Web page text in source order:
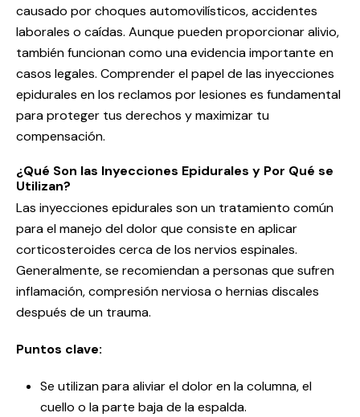
causado por choques automovilísticos, accidentes
laborales o caídas. Aunque pueden proporcionar alivio,
también funcionan como una evidencia importante en
casos legales. Comprender el papel de las inyecciones
epidurales en los reclamos por lesiones es fundamental
para proteger tus derechos y maximizar tu
compensación.
¿Qué Son las Inyecciones Epidurales y Por Qué se
Utilizan?
Las inyecciones epidurales son un tratamiento común
para el manejo del dolor que consiste en aplicar
corticosteroides cerca de los nervios espinales.
Generalmente, se recomiendan a personas que sufren
inflamación, compresión nerviosa o hernias discales
después de un trauma.
Puntos clave:
Se utilizan para aliviar el dolor en la columna, el
cuello o la parte baja de la espalda.